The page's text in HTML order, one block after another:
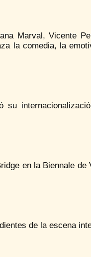
Marval, Vicente
la comedia, la
su
en la Biennale de
de la escena